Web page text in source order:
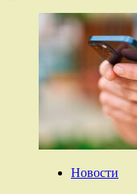
Новости